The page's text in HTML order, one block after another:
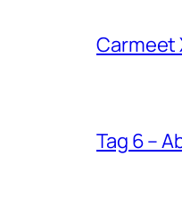
Carmeet
Tag 6 –